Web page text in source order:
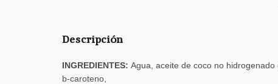
Descripción
INGREDIENTES: Agua, aceite de coco no
b-caroteno,